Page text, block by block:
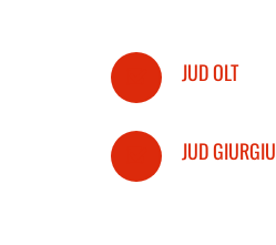
JUD OLT
JUD GIURGIU